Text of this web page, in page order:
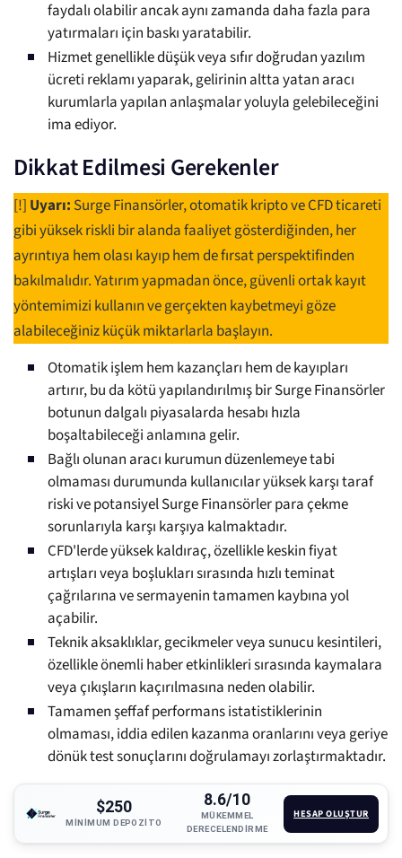
faydalı olabilir ancak aynı zamanda daha fazla para
yatırmaları için baskı yaratabilir.
Hizmet genellikle düşük veya sıfır doğrudan yazılım
ücreti reklamı yaparak, gelirinin altta yatan aracı
kurumlarla yapılan anlaşmalar yoluyla gelebileceğini
ima ediyor.
Dikkat Edilmesi Gerekenler
[!] Uyarı: Surge Finansörler, otomatik kripto ve CFD ticareti
gibi yüksek riskli bir alanda faaliyet gösterdiğinden, her
ayrıntıya hem olası kayıp hem de fırsat perspektifinden
bakılmalıdır. Yatırım yapmadan önce, güvenli ortak kayıt
yöntemimizi kullanın ve gerçekten kaybetmeyi göze
alabileceğiniz küçük miktarlarla başlayın.
Otomatik işlem hem kazançları hem de kayıpları
artırır, bu da kötü yapılandırılmış bir Surge Finansörler
botunun dalgalı piyasalarda hesabı hızla
boşaltabileceği anlamına gelir.
Bağlı olunan aracı kurumun düzenlemeye tabi
olmaması durumunda kullanıcılar yüksek karşı taraf
riski ve potansiyel Surge Finansörler para çekme
sorunlarıyla karşı karşıya kalmaktadır.
CFD'lerde yüksek kaldıraç, özellikle keskin fiyat
artışları veya boşlukları sırasında hızlı teminat
çağrılarına ve sermayenin tamamen kaybına yol
açabilir.
Teknik aksaklıklar, gecikmeler veya sunucu kesintileri,
özellikle önemli haber etkinlikleri sırasında kaymalara
veya çıkışların kaçırılmasına neden olabilir.
Tamamen şeffaf performans istatistiklerinin
olmaması, iddia edilen kazanma oranlarını veya geriye
dönük test sonuçlarını doğrulamayı zorlaştırmaktadır.
$250
MINIMUM DEPOZITO
8.6/10
MÜKEMMEL
DERECELENDIRME
HESAP OLUŞTUR